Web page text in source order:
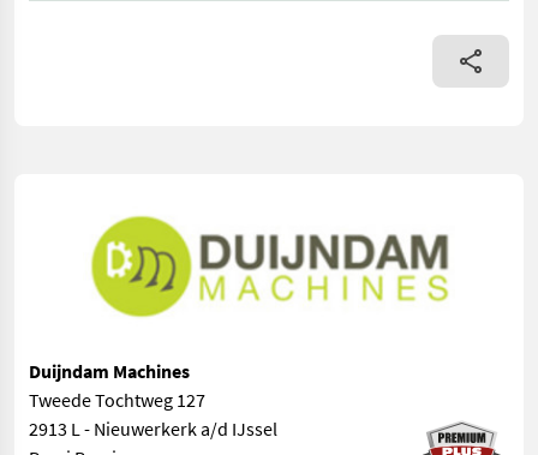
Duijndam Machines
Tweede Tochtweg 127
2913 L - Nieuwerkerk a/d IJssel